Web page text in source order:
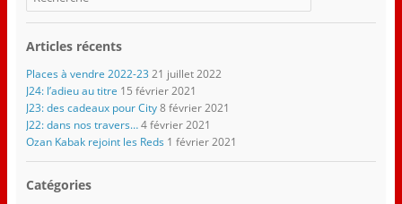
Articles récents
Places à vendre 2022-23 21 juillet 2022
J24: l’adieu au titre 15 février 2021
J23: des cadeaux pour City 8 février 2021
J22: dans nos travers… 4 février 2021
Ozan Kabak rejoint les Reds 1 février 2021
Catégories